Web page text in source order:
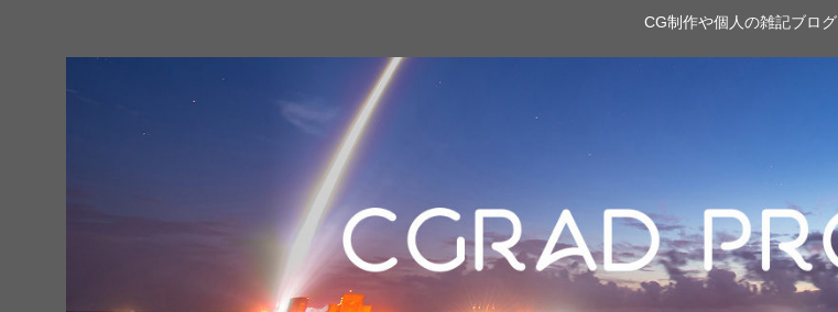
CG制作や個人の雑記ブログ